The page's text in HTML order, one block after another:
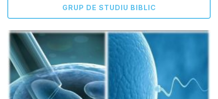
GRUP DE STUDIU BIBLIC